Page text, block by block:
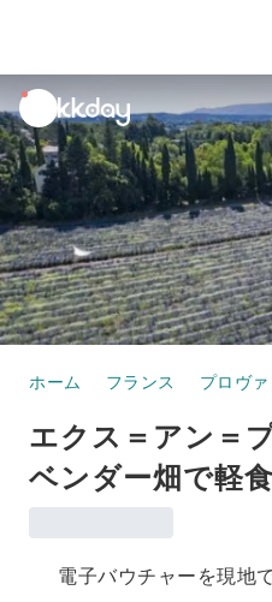
unread
notifications
ホーム フランス プロヴ
エクス＝アン＝
ベンダー畑で軽
電子バウチャーを現地